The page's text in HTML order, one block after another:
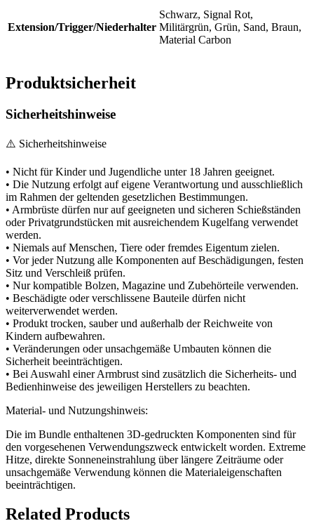
Extension/Trigger/Niederhalter
Schwarz, Signal Rot,
Militärgrün, Grün, Sand, Braun,
Material Carbon
Produktsicherheit
Sicherheitshinweise
⚠️ Sicherheitshinweise
• Nicht für Kinder und Jugendliche unter 18 Jahren geeignet.
• Die Nutzung erfolgt auf eigene Verantwortung und ausschließlich
im Rahmen der geltenden gesetzlichen Bestimmungen.
• Armbrüste dürfen nur auf geeigneten und sicheren Schießständen
oder Privatgrundstücken mit ausreichendem Kugelfang verwendet
werden.
• Niemals auf Menschen, Tiere oder fremdes Eigentum zielen.
• Vor jeder Nutzung alle Komponenten auf Beschädigungen, festen
Sitz und Verschleiß prüfen.
• Nur kompatible Bolzen, Magazine und Zubehörteile verwenden.
• Beschädigte oder verschlissene Bauteile dürfen nicht
weiterverwendet werden.
• Produkt trocken, sauber und außerhalb der Reichweite von
Kindern aufbewahren.
• Veränderungen oder unsachgemäße Umbauten können die
Sicherheit beeinträchtigen.
• Bei Auswahl einer Armbrust sind zusätzlich die Sicherheits- und
Bedienhinweise des jeweiligen Herstellers zu beachten.
Material- und Nutzungshinweis:
Die im Bundle enthaltenen 3D-gedruckten Komponenten sind für
den vorgesehenen Verwendungszweck entwickelt worden. Extreme
Hitze, direkte Sonneneinstrahlung über längere Zeiträume oder
unsachgemäße Verwendung können die Materialeigenschaften
beeinträchtigen.
Related Products